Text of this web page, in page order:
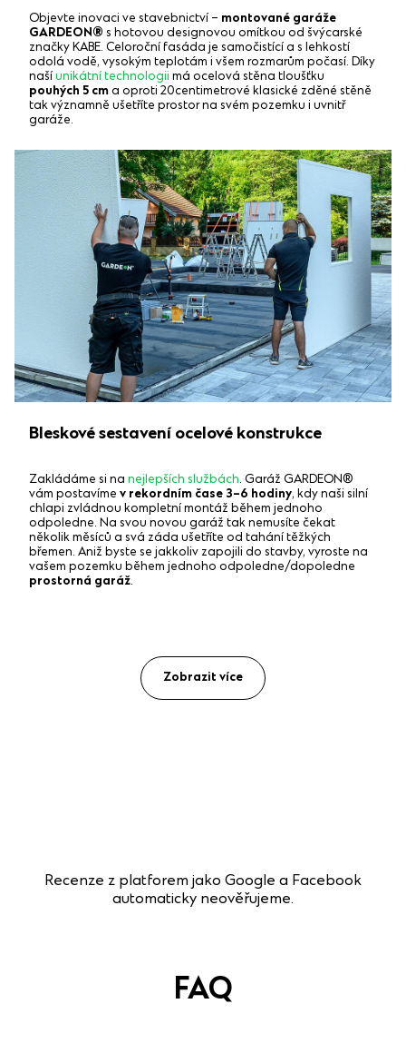
Objevte inovaci ve stavebnictví – montované garáže
GARDEON® s hotovou designovou omítkou od švýcarské
značky KABE. Celoroční fasáda je samočistící a s lehkostí
odolá vodě, vysokým teplotám i všem rozmarům počasí. Díky
našíunikátní technologii má ocelová stěna tloušťku
pouhých 5 cma oproti 20centimetrové klasické zděné stěně
tak významně ušetříte prostor na svém pozemku i uvnitř
garáže.
Bleskové sestavení ocelové konstrukce
Zakládáme si na nejlepších službách. Garáž GARDEON®
vám postavíme v rekordním čase 3–6 hodiny, kdy naši silní
chlapi zvládnou kompletní montáž během jednoho
odpoledne. Na svou novou garáž tak nemusíte čekat
několik měsíců a svá záda ušetříte od tahání těžkých
břemen. Aniž byste se jakkoliv zapojili do stavby, vyroste na
vašem pozemku během jednoho odpoledne/dopoledne
prostorná garáž.
Zobrazit více
Recenze z platforem jako Google a Facebook
automaticky neověřujeme.
FAQ